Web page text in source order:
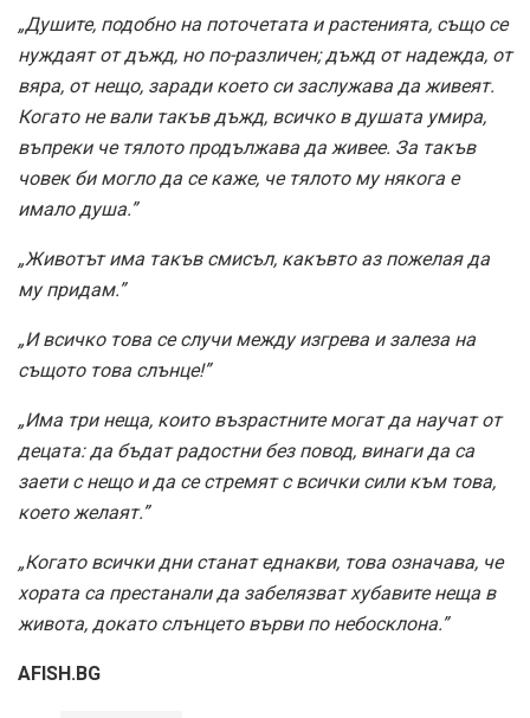
„Душите, подобно на поточетата и растенията, също се
нуждаят от дъжд, но по-различен; дъжд от надежда, от
вяра, от нещо, заради което си заслужава да живеят.
Когато не вали такъв дъжд, всичко в душата умира,
въпреки че тялото продължава да живее. За такъв
човек би могло да се каже, че тялото му някога е
имало душа.”
„Животът има такъв смисъл, какъвто аз пожелая да
му придам.”
„И всичко това се случи между изгрева и залеза на
същото това слънце!”
„Има три неща, които възрастните могат да научат от
децата: да бъдат радостни без повод, винаги да са
заети с нещо и да се стремят с всички сили към това,
което желаят.”
„Когато всички дни станат еднакви, това означава, че
хората са престанали да забелязват хубавите неща в
живота, докато слънцето върви по небосклона.”
AFISH.BG